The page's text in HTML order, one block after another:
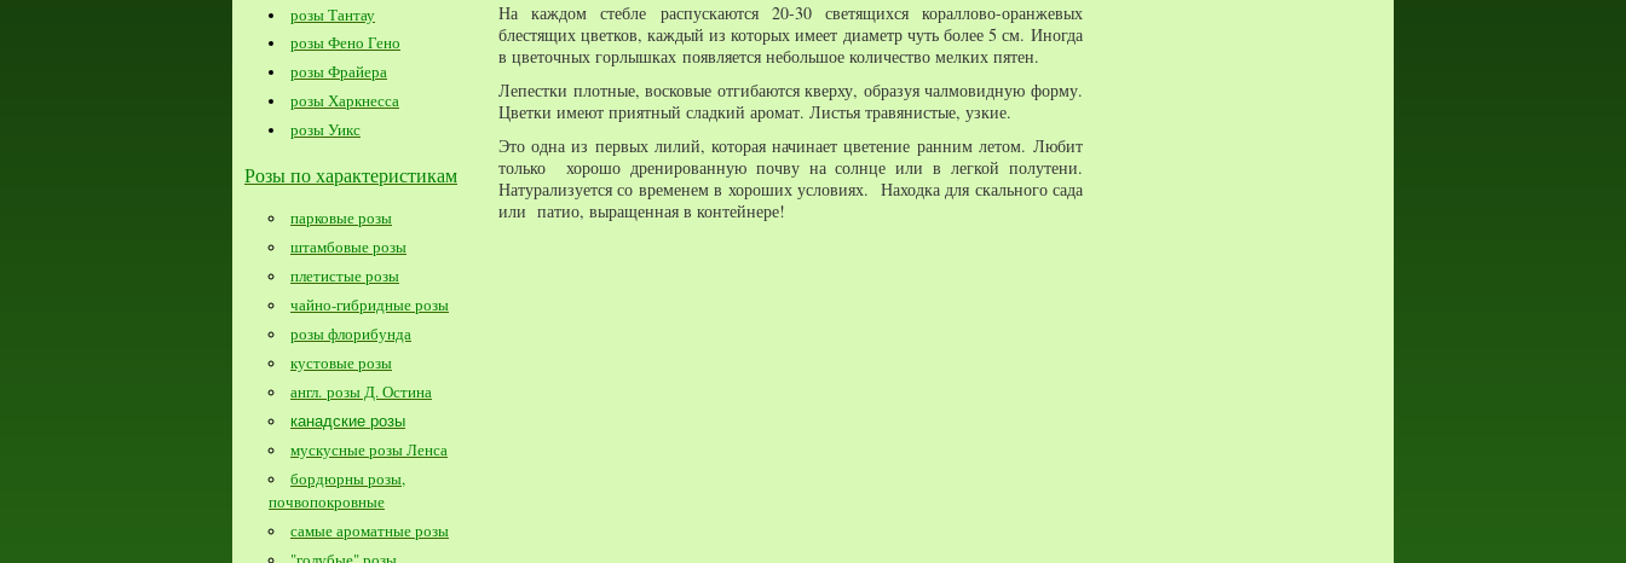
розы Тантау
розы Фено Гено
розы Фрайера
розы Харкнесса
розы Уикс
Розы по характеристикам
парковые розы
штамбовые розы
плетистые розы
чайно-гибридные розы
розы флорибунда
кустовые розы
англ. розы Д. Остина
канадские розы
мускусные розы Ленса
бордюрны розы,
почвопокровные
самые ароматные розы
На каждом стебле распускаются 20-30 светящихся кораллово-оранжевых
блестящих цветков, каждый из которых имеет диаметр чуть более 5 см. Иногда
в цветочных горлышках появляется небольшое количество мелких пятен.
Лепестки плотные, восковые отгибаются кверху, образуя чалмовидную форму.
Цветки имеют приятный сладкий аромат. Листья травянистые, узкие.
Это одна из первых лилий, которая начинает цветение ранним летом. Любит
только хорошо дренированную почву на солнце или в легкой полутени.
Натурализуется со временем в хороших условиях. Находка для скального сада
или патио, выращенная в контейнере!